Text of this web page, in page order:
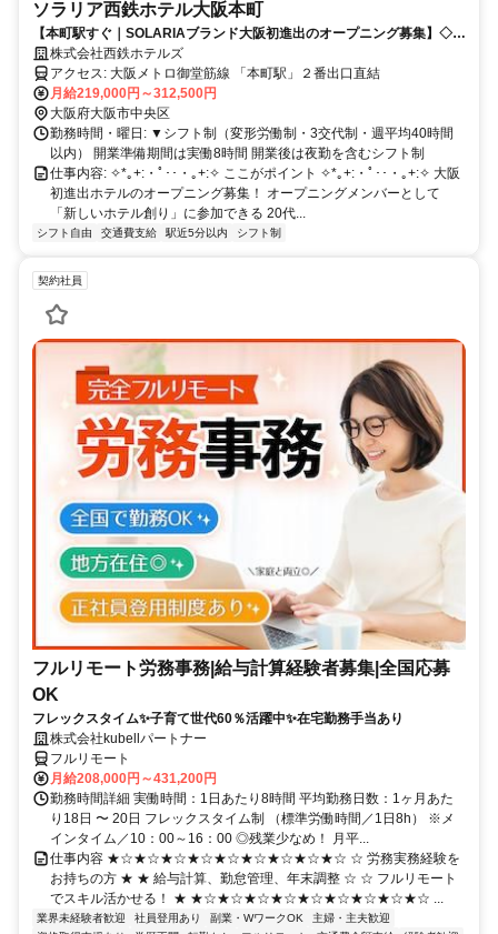
ソラリア西鉄ホテル大阪本町
【本町駅すぐ｜SOLARIAブランド大阪初進出のオープニング募集】◇業
界未経験の方歓迎◇20代・30代活躍中！昇給・賞与あり◎／最高のおも
てなしをお客様に☆
株式会社西鉄ホテルズ
アクセス: 大阪メトロ御堂筋線 「本町駅」２番出口直結
月給219,000円～312,500円
大阪府大阪市中央区
勤務時間・曜日: ▼シフト制（変形労働制・3交代制・週平均40時間
以内） 開業準備期間は実働8時間 開業後は夜勤を含むシフト制
仕事内容: ✧*｡+:・ﾟ･･・｡+:✧ ここがポイント ✧*｡+:・ﾟ･･・｡+:✧ 大阪
初進出ホテルのオープニング募集！ オープニングメンバーとして
「新しいホテル創り」に参加できる 20代...
シフト自由 交通費支給 駅近5分以内 シフト制
契約社員
フルリモート労務事務|給与計算経験者募集|全国応募
OK
フレックスタイム✨子育て世代60％活躍中✨在宅勤務手当あり
株式会社kubellパートナー
フルリモート
月給208,000円～431,200円
勤務時間詳細 実働時間：1日あたり8時間 平均勤務日数：1ヶ月あた
り18日 〜 20日 フレックスタイム制 （標準労働時間／1日8h） ※メ
インタイム／10：00～16：00 ◎残業少なめ！ 月平...
仕事内容 ★☆★☆★☆★☆★☆★☆★☆★☆★☆ ☆ 労務実務経験を
お持ちの方 ★ ★ 給与計算、勤怠管理、年末調整 ☆ ☆ フルリモート
でスキル活かせる！ ★ ★☆★☆★☆★☆★☆★☆★☆★☆★☆ ...
業界未経験者歓迎 社員登用あり 副業・WワークOK
主婦・主夫歓迎